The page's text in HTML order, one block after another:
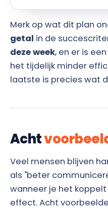
Merk op wat dit plan
getal in de
deze week, en er is
het tijdelijk minder
laatste is precies wat
Acht
Veel mensen blijven
als "beter
wanneer je het
effect. Acht